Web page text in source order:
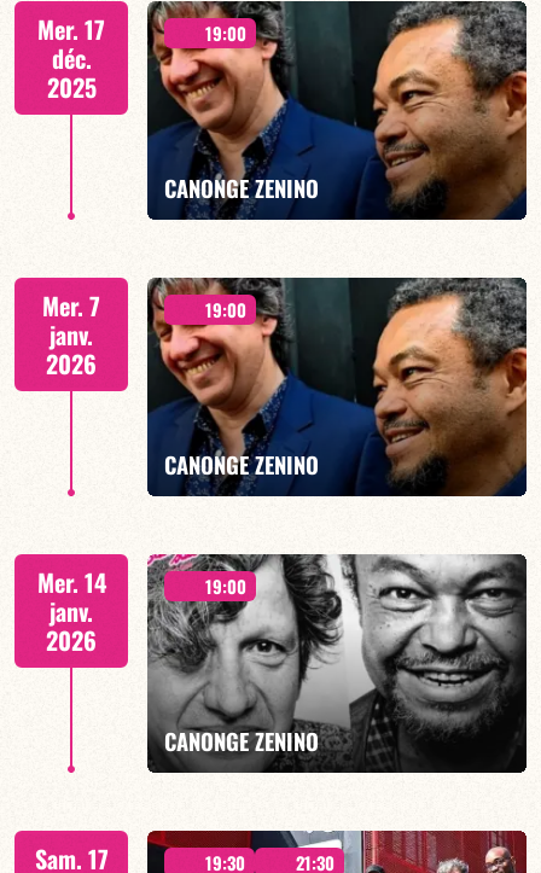
Duo Jazz - 19h00
EN SAVOIR PLUS
Mer. 17
déc.
2025
19:00
CANONGE ZENINO
Duo Jazz - 19h00
EN SAVOIR PLUS
Mer. 7
janv.
2026
19:00
CANONGE ZENINO
Duo Jazz - 19h00
EN SAVOIR PLUS
Mer. 14
janv.
2026
19:00
CANONGE ZENINO
Duo Jazz - 19h00
Sam. 17
19:30 21:30